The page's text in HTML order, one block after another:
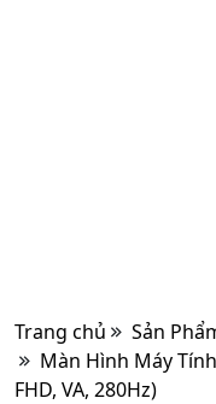
Trang chủ Sản
Màn Hình Máy
FHD, VA, 280Hz)